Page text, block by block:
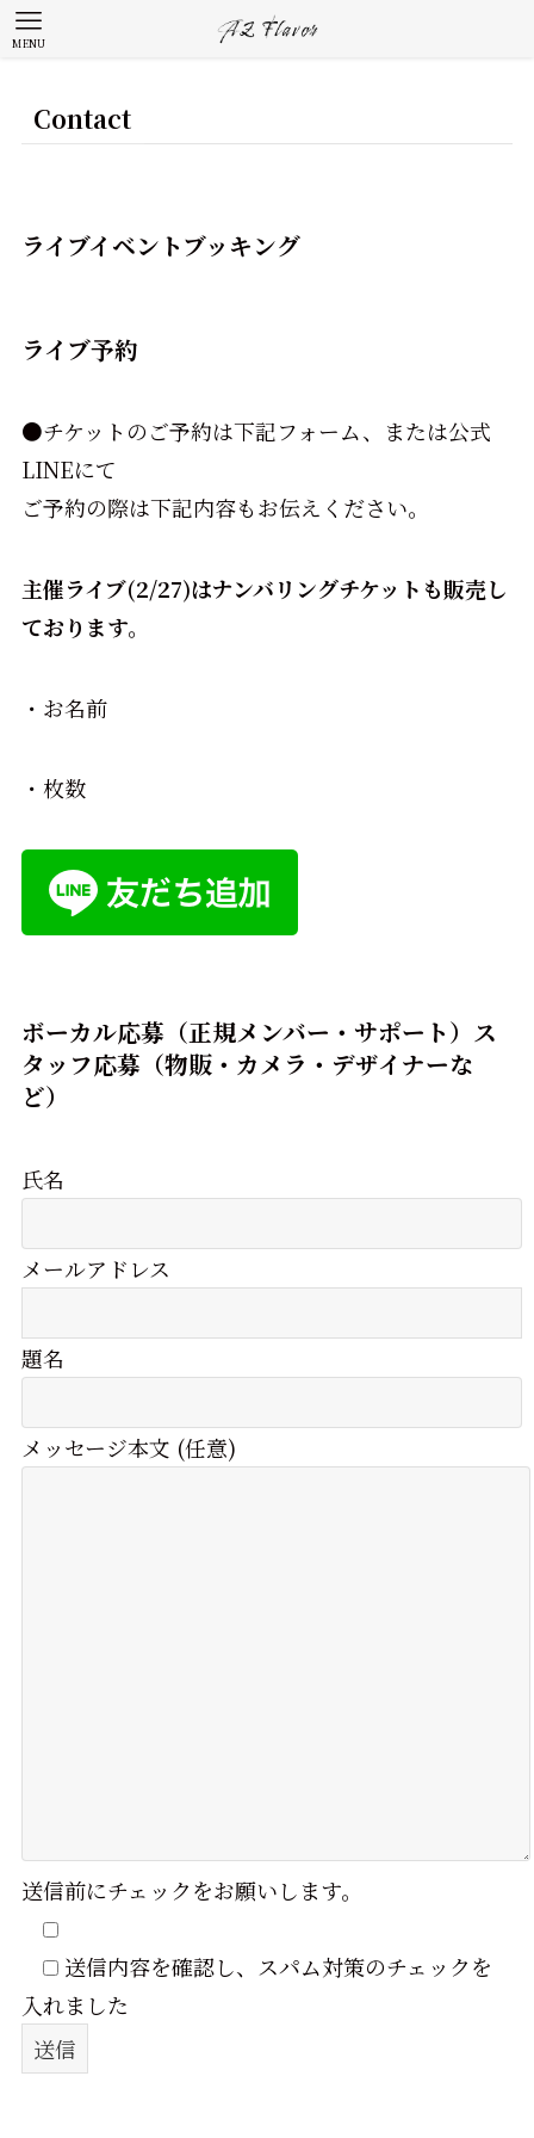
MENU
Contact
ライブイベントブッキング
ライブ予約
●チケットのご予約は下記フォーム、または公式
LINEにて
ご予約の際は下記内容もお伝えください。
主催ライブ(2/27)はナンバリングチケットも販売し
ております。
・お名前
・枚数
ボーカル応募（正規メンバー・サポート）ス
タッフ応募（物販・カメラ・デザイナーな
ど）
氏名
メールアドレス
題名
メッセージ本文 (任意)
送信前にチェックをお願いします。
送信内容を確認し、スパム対策のチェックを
入れました